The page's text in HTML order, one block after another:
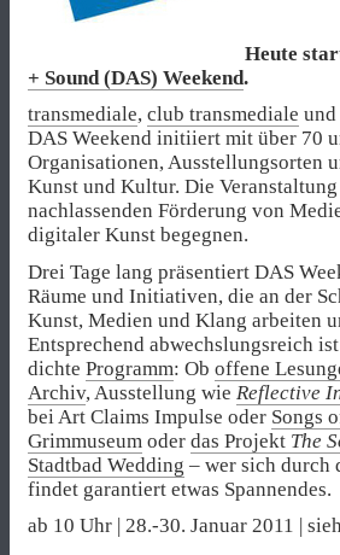
Heute
+ Sound (DAS) Weekend.
transmediale, club transmediale und
DAS Weekend initiiert mit über 70
Organisationen, Ausstellungsorten
Kunst und Kultur. Die
nachlassenden Förderung von
digitaler Kunst begegnen.
Drei Tage lang präsentiert DAS
Räume und Initiativen, die an der
Kunst, Medien und Klang arbeiten
Entsprechend abwechslungsreich ist
dichte Programm: Ob offene
Archiv, Ausstellung wie Reflective
bei Art Claims Impulse oder Songs
Grimmuseum oder das Projekt The
Stadtbad Wedding – wer sich durch
findet garantiert etwas Spannendes.
ab 10 Uhr | 28.-30. Januar 2011 |